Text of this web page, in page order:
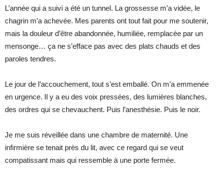
L’année qui a suivi a été un tunnel. La grossesse m’a vidée, le
chagrin m’a achevée. Mes parents ont tout fait pour me soutenir,
mais la douleur d’être abandonnée, humiliée, remplacée par un
mensonge… ça ne s’efface pas avec des plats chauds et des
paroles tendres.
Le jour de l’accouchement, tout s’est emballé. On m’a emmenée
en urgence. Il y a eu des voix pressées, des lumières blanches,
des ordres qui se chevauchent. Puis l’anesthésie. Puis le noir.
Je me suis réveillée dans une chambre de maternité. Une
infirmière se tenait près du lit, avec ce regard qui se veut
compatissant mais qui ressemble à une porte fermée.